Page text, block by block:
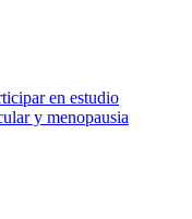
en estudio
y menopausia